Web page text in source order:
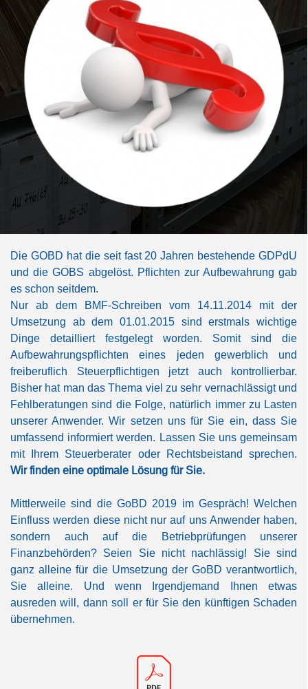
Die GOBD hat die seit fast 20 Jahren bestehende GDPdU
und die GOBS abgelöst. Pflichten zur Aufbewahrung gab
es schon seitdem.
Nur ab dem BMF-Schreiben vom 14.11.2014 mit der
Umsetzung ab dem 01.01.2015 sind erstmals wichtige
Dinge detailliert festgelegt worden. Somit sind die
Aufbewahrungspflichten eines jeden gewerblich und
freiberuflich Steuerpflichtigen jetzt auch kontrollierbar.
Bisher hat man das Thema viel zu sehr vernachlässigt und
Fehlberatungen sind die Folge, natürlich immer zu Lasten
unserer Anwender. Wir setzen uns für Sie ein, dass Sie
umfassend informiert werden. Lassen Sie uns gemeinsam
mit Ihrem Steuerberater oder Rechtsbeistand sprechen.
Wir finden eine optimale Lösung für Sie.
Mittlerweile sind die GoBD 2019 im Gespräch! Welchen
Einfluss werden diese nicht nur auf uns Anwender haben,
sondern auch auf die Betriebprüfungen unserer
Finanzbehörden? Seien Sie nicht nachlässig! Sie sind
ganz alleine für die Umsetzung der GoBD verantwortlich,
Sie alleine. Und wenn Irgendjemand Ihnen etwas
ausreden will, dann soll er für Sie den künftigen Schaden
übernehmen.